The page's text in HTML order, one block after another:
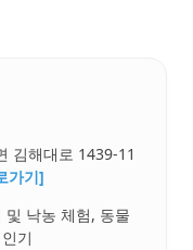
김해대로 1439-11
가기]
및 낙농 체험, 동물
기